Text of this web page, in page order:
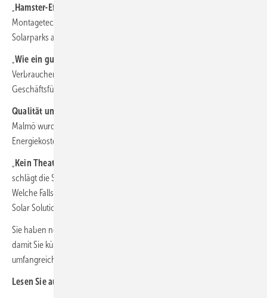
„ Hamster-Effekt baut sich langsam ab“:
Montagetechnik für Solardächer läuft schleppend. Dafür holen
Solarparks auf, analysiert Ludwig Schletter, CEO von SL Rack.
„Wie ein guter Dirigent“:
Verbraucher steuern. Worauf zu achten ist, erläutert Kathrin Rust,
Geschäftsführerin von Solar Manager Deutschland.
Qualität und Service waren erste Wahl:
Malmö wurden hochwertige Solarkomponenten installiert, um die
Energiekosten zu senken – von zuverlässigen Lieferanten.
„ Kein Theater mit Komponenten oder Apps“:
schlägt die Stunde der Qualitätsanbieter von Komplettpaketen.
Welche Fallstricke lauern, erklärt Conny Axel Hulverscheidt von AEG
Solar Solutions.
Sie haben noch kein Abonnement?
damit Sie künftig alle Hefte rechtzeitig ins Haus bekommen und unser
umfangreiches Archiv voll nutzen können.
Lesen Sie auch: